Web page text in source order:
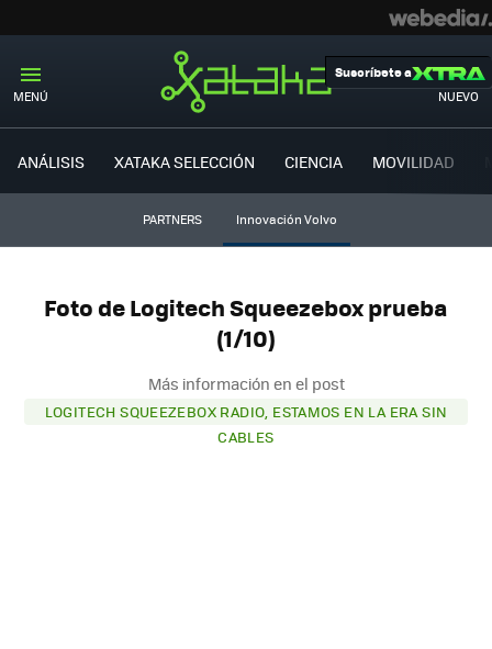
MENÚ NUEVO
Suscríbete a
ANÁLISIS XATAKA SELECCIÓN CIENCIA MOVILIDAD
PARTNERS Innovación Volvo
Foto de Logitech Squeezebox prueba
(1/10)
Más información en el post
LOGITECH SQUEEZEBOX RADIO, ESTAMOS EN LA ERA SIN
CABLES